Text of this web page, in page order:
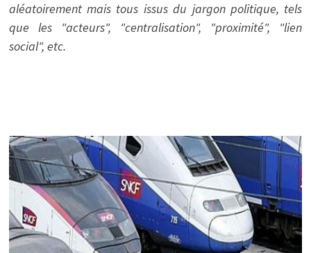
aléatoirement mais tous issus du jargon politique, tels
que les "acteurs", "centralisation", "proximité", "lien
social", etc.